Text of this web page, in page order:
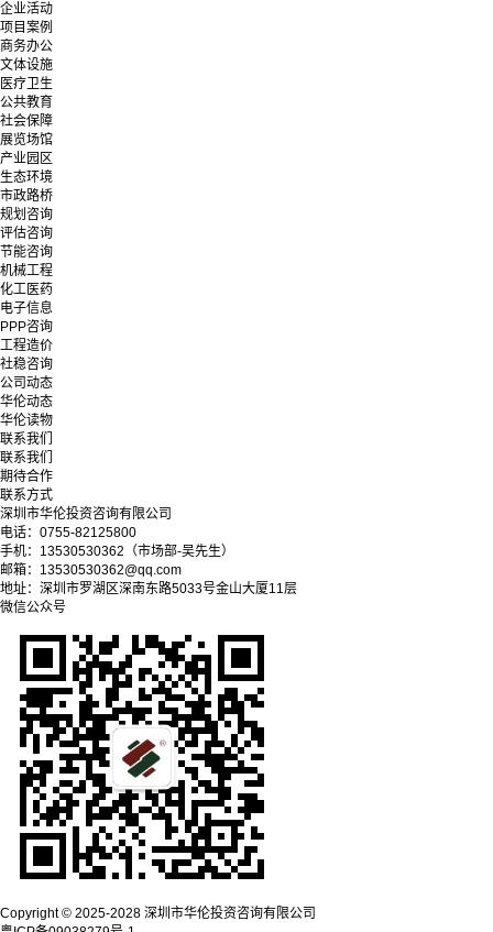
企业活动
项目案例
商务办公
文体设施
医疗卫生
公共教育
社会保障
展览场馆
产业园区
生态环境
市政路桥
规划咨询
评估咨询
节能咨询
机械工程
化工医药
电子信息
PPP咨询
工程造价
社稳咨询
公司动态
华伦动态
华伦读物
联系我们
联系我们
期待合作
联系方式
深圳市华伦投资咨询有限公司
电话：0755-82125800
手机：13530530362（市场部-吴先生）
邮箱：13530530362@qq.com
地址：深圳市罗湖区深南东路5033号金山大厦11层
微信公众号
Copyright © 2025-2028 深圳市华伦投资咨询有限公司